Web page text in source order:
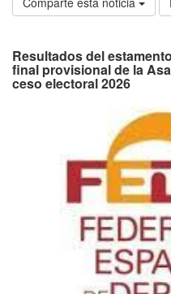
Resultados del
final provisional de la
ceso electoral 2026